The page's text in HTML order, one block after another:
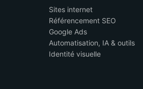
Sites internet
Référencement SEO
Google Ads
Automatisation, IA & outils
Identité visuelle